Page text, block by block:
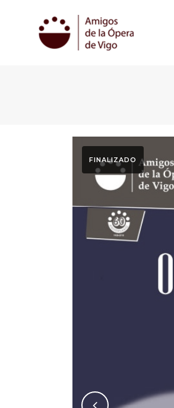
FINALIZADO